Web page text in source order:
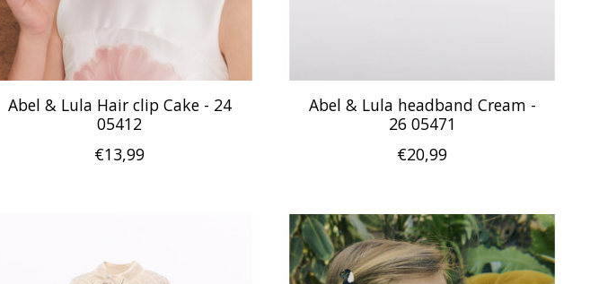
Abel & Lula Hair clip Cake - 24
05412
€13,99
Abel & Lula headband Cream -
26 05471
€20,99